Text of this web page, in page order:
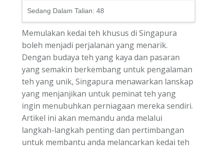
Sedang Dalam Talian: 48
Memulakan kedai teh khusus di Singapura
boleh menjadi perjalanan yang menarik.
Dengan budaya teh yang kaya dan pasaran
yang semakin berkembang untuk pengalaman
teh yang unik, Singapura menawarkan lanskap
yang menjanjikan untuk peminat teh yang
ingin menubuhkan perniagaan mereka sendiri.
Artikel ini akan memandu anda melalui
langkah-langkah penting dan pertimbangan
untuk membantu anda melancarkan kedai teh